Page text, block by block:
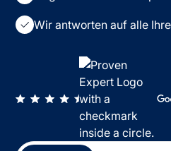
Wir antworten auf alle